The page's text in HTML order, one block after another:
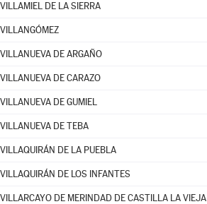
VILLAMIEL DE LA SIERRA
VILLANGÓMEZ
VILLANUEVA DE ARGAÑO
VILLANUEVA DE CARAZO
VILLANUEVA DE GUMIEL
VILLANUEVA DE TEBA
VILLAQUIRÁN DE LA PUEBLA
VILLAQUIRÁN DE LOS INFANTES
VILLARCAYO DE MERINDAD DE CASTILLA LA VIEJA